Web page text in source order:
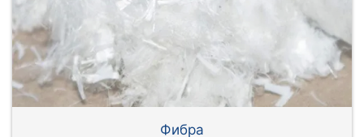
Фибра